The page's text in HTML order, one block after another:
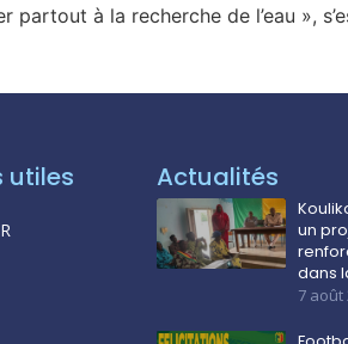
à la recherche de l’eau »,
utiles Actualités
un
dans
7 août